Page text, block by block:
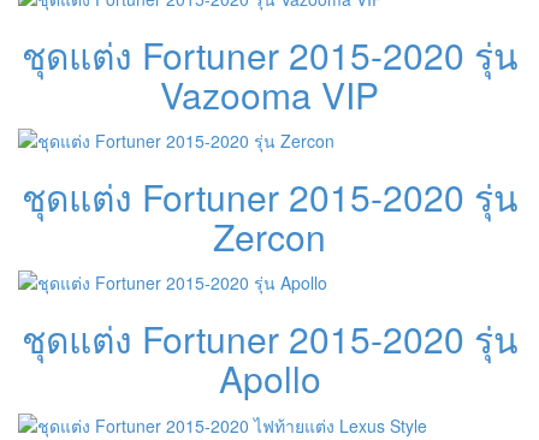
ชุดแต่ง Fortuner 2015-2020 รุ่น
Vazooma VIP
ชุดแต่ง Fortuner 2015-2020 รุ่น
Zercon
ชุดแต่ง Fortuner 2015-2020 รุ่น
Apollo